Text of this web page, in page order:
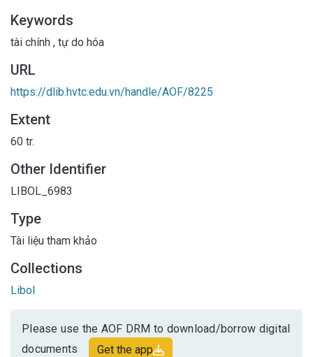
Keywords
tài chính , tự do hóa
URL
https://dlib.hvtc.edu.vn/handle/AOF/8225
Extent
60 tr.
Other Identifier
LIBOL_6983
Type
Tài liệu tham khảo
Collections
Libol
Please use the AOF DRM to download/borrow digital
documents
Get the app